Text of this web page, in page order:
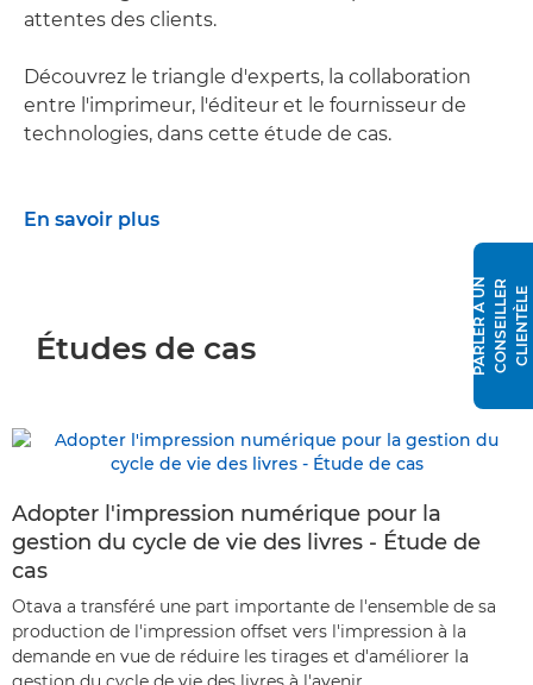
attentes des clients.
Découvrez le triangle d'experts, la collaboration
entre l'imprimeur, l'éditeur et le fournisseur de
technologies, dans cette étude de cas.
En savoir plus
Études de cas
Adopter l'impression numérique pour la
gestion du cycle de vie des livres - Étude de
cas
Otava a transféré une part importante de l'ensemble de sa
production de l'impression offset vers l'impression à la
demande en vue de réduire les tirages et d'améliorer la
P
A
R
L
E
R
À U
N
C
O
N
S
E
I
L
L
E
R
C
L
I
E
N
T
È
L E